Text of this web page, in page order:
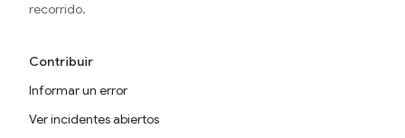
recorrido.
Contribuir
Informar un error
Ver incidentes abiertos